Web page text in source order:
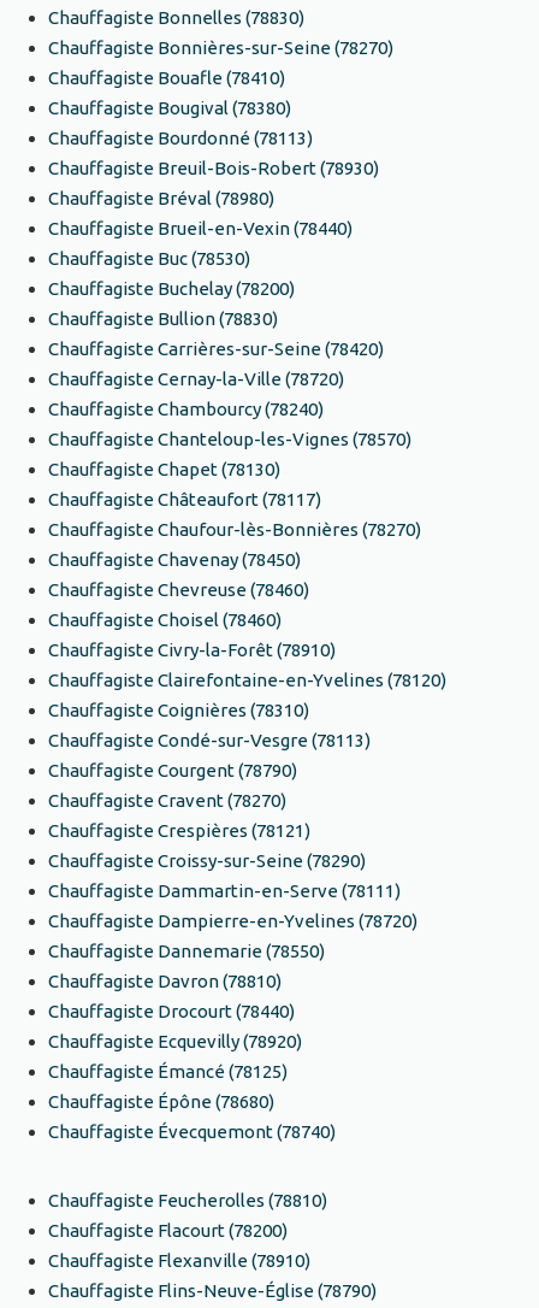
Chauffagiste Bonnelles (78830)
Chauffagiste Bonnières-sur-Seine (78270)
Chauffagiste Bouafle (78410)
Chauffagiste Bougival (78380)
Chauffagiste Bourdonné (78113)
Chauffagiste Breuil-Bois-Robert (78930)
Chauffagiste Bréval (78980)
Chauffagiste Brueil-en-Vexin (78440)
Chauffagiste Buc (78530)
Chauffagiste Buchelay (78200)
Chauffagiste Bullion (78830)
Chauffagiste Carrières-sur-Seine (78420)
Chauffagiste Cernay-la-Ville (78720)
Chauffagiste Chambourcy (78240)
Chauffagiste Chanteloup-les-Vignes (78570)
Chauffagiste Chapet (78130)
Chauffagiste Châteaufort (78117)
Chauffagiste Chaufour-lès-Bonnières (78270)
Chauffagiste Chavenay (78450)
Chauffagiste Chevreuse (78460)
Chauffagiste Choisel (78460)
Chauffagiste Civry-la-Forêt (78910)
Chauffagiste Clairefontaine-en-Yvelines (78120)
Chauffagiste Coignières (78310)
Chauffagiste Condé-sur-Vesgre (78113)
Chauffagiste Courgent (78790)
Chauffagiste Cravent (78270)
Chauffagiste Crespières (78121)
Chauffagiste Croissy-sur-Seine (78290)
Chauffagiste Dammartin-en-Serve (78111)
Chauffagiste Dampierre-en-Yvelines (78720)
Chauffagiste Dannemarie (78550)
Chauffagiste Davron (78810)
Chauffagiste Drocourt (78440)
Chauffagiste Ecquevilly (78920)
Chauffagiste Émancé (78125)
Chauffagiste Épône (78680)
Chauffagiste Évecquemont (78740)
Chauffagiste Feucherolles (78810)
Chauffagiste Flacourt (78200)
Chauffagiste Flexanville (78910)
Chauffagiste Flins-Neuve-Église (78790)